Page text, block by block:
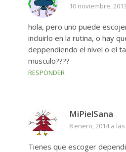
10 noviembre,
hola, pero uno puede
incluirlo en la rutina, o hay
deppendiendo el nivel o el
musculo????
RESPONDER
MiPielSana
8 enero, 2014 a las
Tienes que escoger